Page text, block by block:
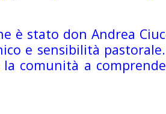
è stato don Andrea
e sensibilità
comunità a